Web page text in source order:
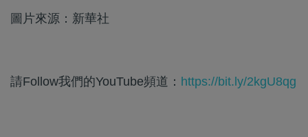
圖片來源：新華社
請Follow我們的YouTube頻道： https://bit.ly/2kgU8qg